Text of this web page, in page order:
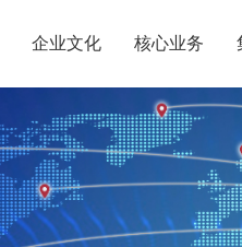
企业文化 核心业务
集团介绍 组织结构
定位 使命
升学规划
智惠党建 智惠团建
党员公益
集团新闻行业动态
沟通合作